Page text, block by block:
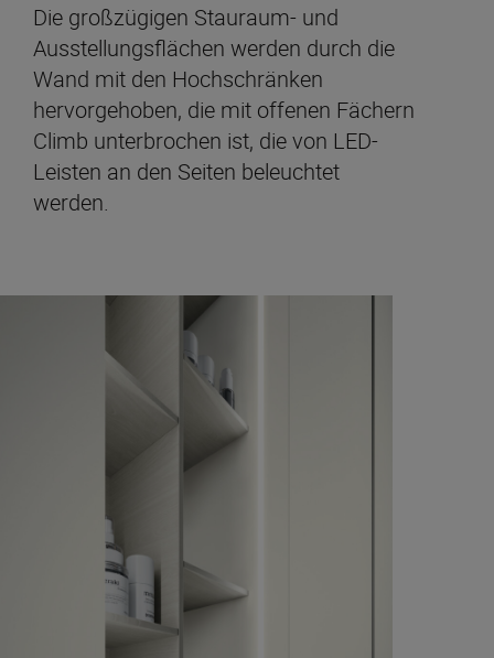
Die großzügigen Stauraum- und
Ausstellungsflächen werden durch die
Wand mit den Hochschränken
hervorgehoben, die mit offenen Fächern
Climb unterbrochen ist, die von LED-
Leisten an den Seiten beleuchtet
werden.